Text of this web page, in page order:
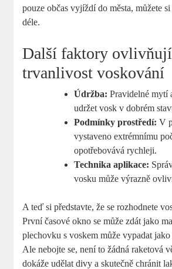
pouze občas vyjíždí do města, můžete
déle.
Další faktory
trvanlivost voskování
Údržba: Pravidelné mytí
udržet vosk v dobrém
Podmínky prostředí: V
vystaveno extrémnímu
opotřebovává⁤ rychleji.
Technika aplikace:
vosku může výrazně
A teď si představte, že se rozhodnete
První časové okno se může zdát jako
plechovku s voskem může vypadat
Ale nebojte se, není to žádná raketová
dokáže udělat divy a ⁣skutečně chránit